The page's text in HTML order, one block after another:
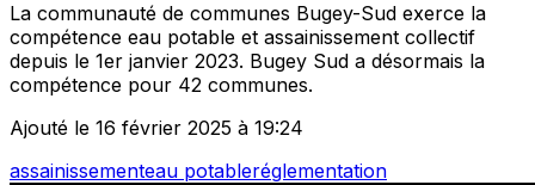
La communauté de communes Bugey-Sud exerce la
compétence eau potable et assainissement collectif
depuis le 1er janvier 2023. Bugey Sud a désormais la
compétence pour 42 communes.
Ajouté le 16 février 2025 à 19:24
assainissementeau potableréglementation